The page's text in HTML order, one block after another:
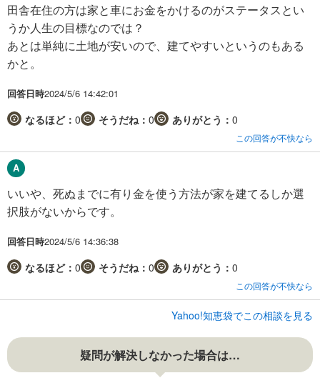
田舎在住の方は家と車にお金をかけるのがステータスとい
うか人生の目標なのでは？
あとは単純に土地が安いので、建てやすいというのもある
かと。
回答日時2024/5/6 14:42:01
なるほど： 0 そうだね： 0 ありがとう： 0
この回答が不快なら
いいや、死ぬまでに有り金を使う方法が家を建てるしか選
択肢がないからです。
回答日時2024/5/6 14:36:38
なるほど： 0 そうだね： 0 ありがとう： 0
この回答が不快なら
Yahoo!知恵袋でこの相談を見る
疑問が解決しなかった場合は…